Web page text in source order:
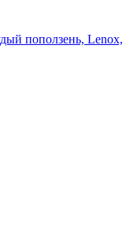
поползень, Lenox,